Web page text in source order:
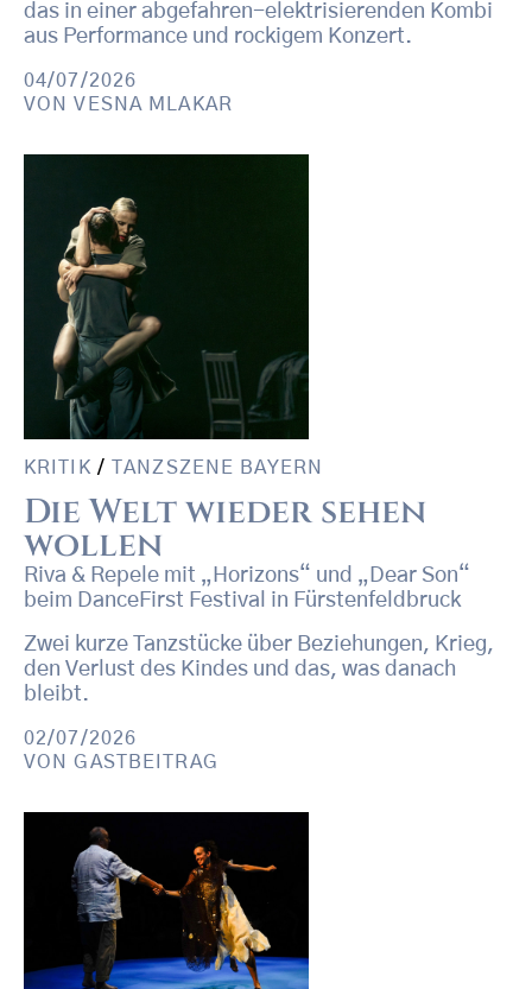
das in einer abgefahren-elektrisierenden Kombi
aus Performance und rockigem Konzert.
04/07/2026
VONVESNA MLAKAR
KRITIK / TANZSZENE BAYERN
Die Welt wieder sehen
wollen
Riva & Repele mit „Horizons“ und „Dear Son“
beim DanceFirst Festival in Fürstenfeldbruck
Zwei kurze Tanzstücke über Beziehungen, Krieg,
den Verlust des Kindes und das, was danach
bleibt.
02/07/2026
VONGASTBEITRAG